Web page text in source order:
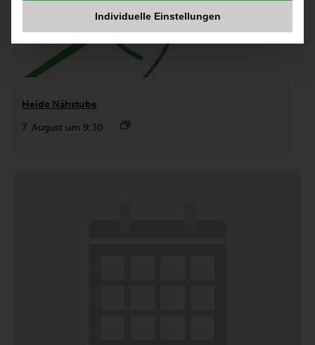
Heide Nähstube
7. August um 9:30
Individuelle Einstellungen